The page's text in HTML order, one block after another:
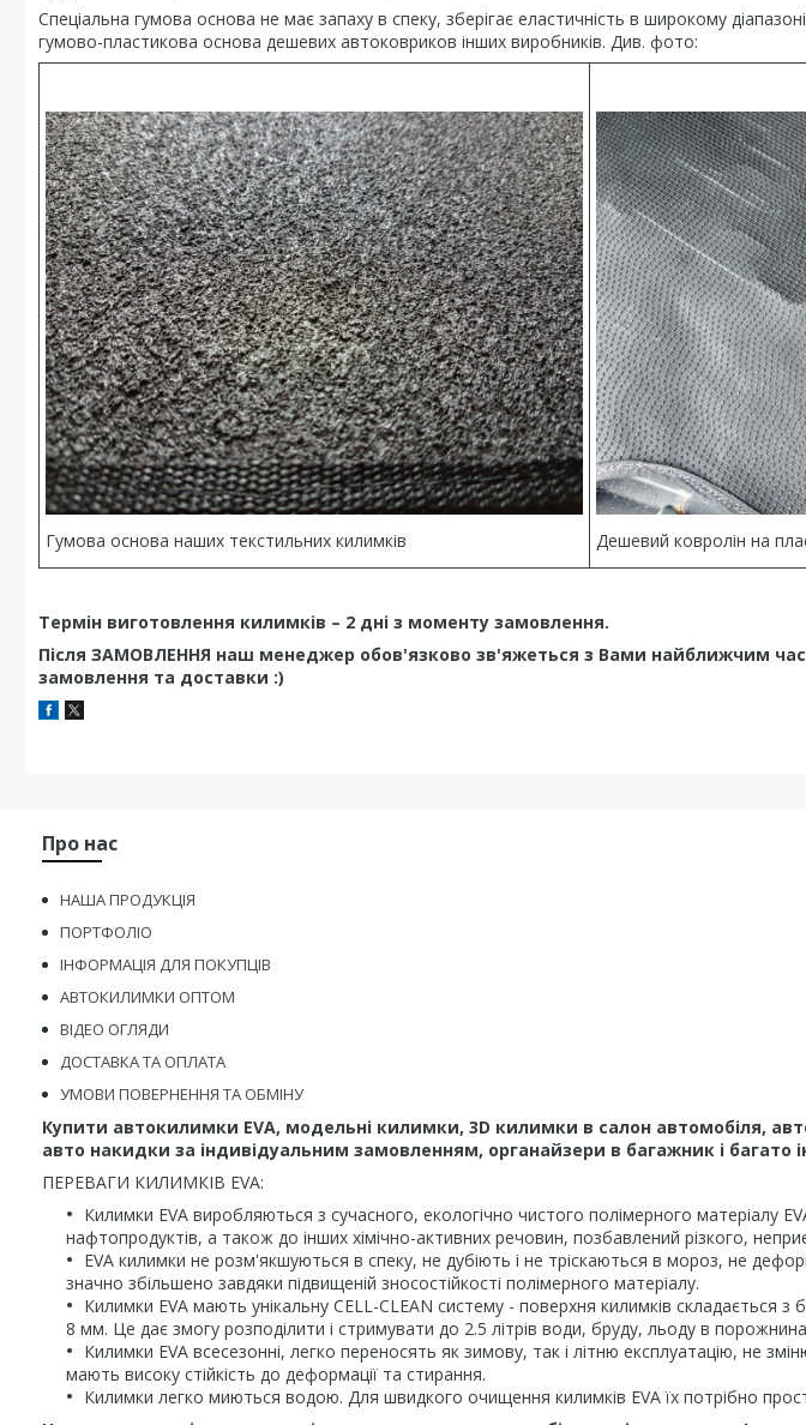
Спеціальна гумова основа не має запаху в спеку, зберігає еластичність в широкому
гумово-пластикова основа дешевих автоковриков інших виробників. Див. фото:
Гумова основа наших текстильних килимків Дешевий ковролін на
Термін виготовлення килимків – 2 дні з моменту замовлення.
Після ЗАМОВЛЕННЯ наш менеджер обов'язково зв'яжеться з Вами найближчим
замовлення та доставки :)
Про нас
НАША ПРОДУКЦІЯ
ПОРТФОЛІО
ІНФОРМАЦІЯ ДЛЯ ПОКУПЦІВ
АВТОКИЛИМКИ ОПТОМ
ВІДЕО ОГЛЯДИ
ДОСТАВКА ТА ОПЛАТА
УМОВИ ПОВЕРНЕННЯ ТА ОБМІНУ
Купити автокилимки EVA, модельні килимки, 3D килимки в салон автомобіля,
авто накидки за індивідуальним замовленням, органайзери в багажник і
ПЕРЕВАГИ КИЛИМКІВ EVA:
Килимки EVA виробляються з сучасного, екологічно чистого полімерного матеріалу
нафтопродуктів, а також до інших хімічно-активних речовин, позбавлений різкого,
EVA килимки не розм'якшуються в спеку, не дубіють і не тріскаються в мороз, не
значно збільшено завдяки підвищеній зносостійкості полімерного матеріалу.
Килимки EVA мають унікальну CELL-CLEAN систему - поверхня килимків складається
8 мм. Це дає змогу розподілити і стримувати до 2.5 літрів води, бруду, льоду в
Килимки EVA всесезонні, легко переносять як зимову, так і літню експлуатацію, не
мають високу стійкість до деформації та стирання.
Килимки легко миються водою. Для швидкого очищення килимків EVA їх потрібно